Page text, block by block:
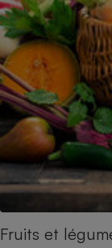
Fruits et